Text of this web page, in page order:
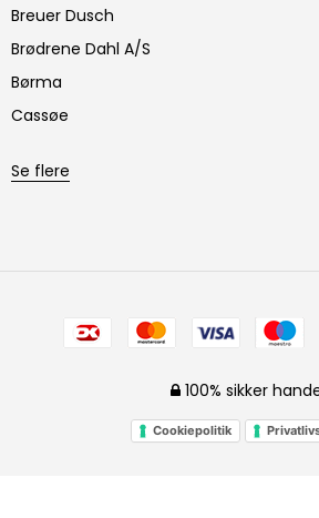
Breuer Dusch
Brødrene Dahl A/S
Børma
Cassøe
Se flere
100% sikker
Cookiepolitik